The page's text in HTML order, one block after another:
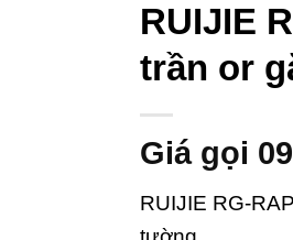
RUIJIE
trần or
Giá gọi
RUIJIE RG-
tường